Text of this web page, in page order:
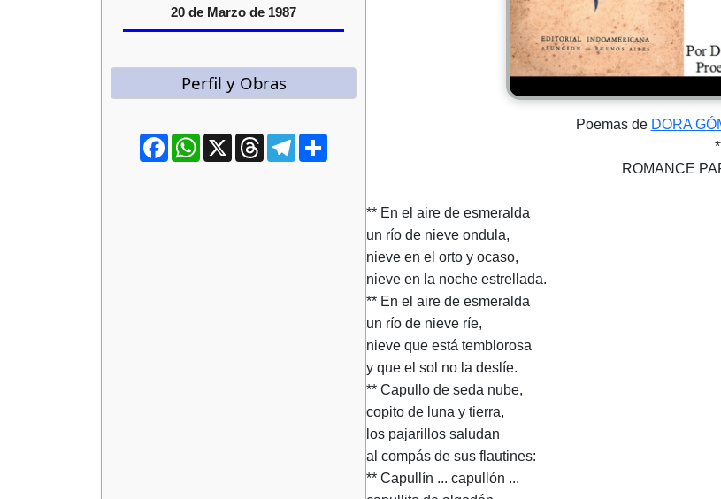
20 de Marzo de 1987
Perfil y Obras
FacebookWhatsApp
X ThreadsTelegram
Poemas de DORA
ROMANCE
** En el aire de esmeralda
un río de nieve ondula,
nieve en el orto y ocaso,
nieve en la noche estrellada.
** En el aire de esmeralda
un río de nieve ríe,
nieve que está temblorosa
y que el sol no la deslíe.
** Capullo de seda nube,
copito de luna y tierra,
los pajarillos saludan
al compás de sus flautines:
** Capullín ... capullón ...